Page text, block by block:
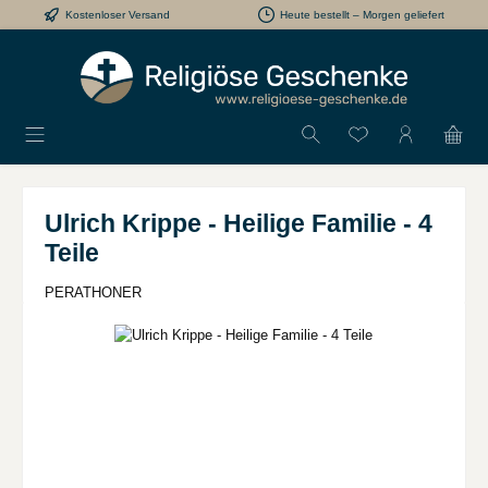
Zum Hauptinhalt springen
Kostenloser Versand Heute bestellt – Morgen geliefert
Du hast 0
Ulrich Krippe - Heilige Familie - 4
Teile
PERATHONER
Bildergalerie überspringen